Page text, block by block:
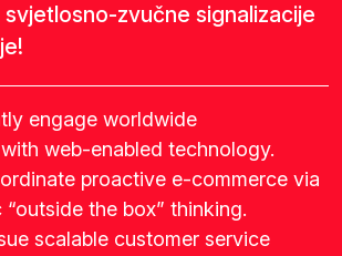
zvučne signalizacije
engage worldwide
web-enabled technology.
proactive e-commerce via
the box” thinking.
scalable customer service